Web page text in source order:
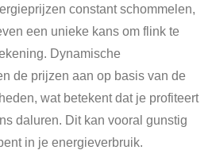
constant schommelen,
een unieke kans om flink te
Dynamische
de prijzen aan op basis van de
wat betekent dat je profiteert
daluren. Dit kan vooral gunstig
in je energieverbruik.